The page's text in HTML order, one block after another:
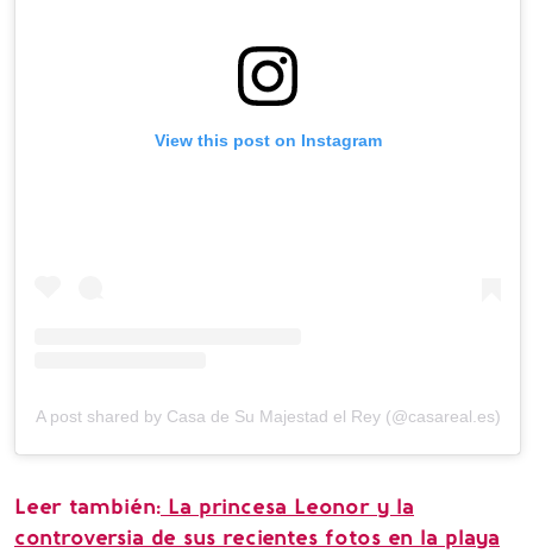
View this post on Instagram
A post shared by Casa de Su Majestad el Rey (@casareal.es)
Leer también: La princesa Leonor y la
controversia de sus recientes fotos en la playa